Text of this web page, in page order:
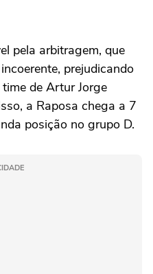
pela arbitragem, que
prejudicando
de Artur Jorge
a Raposa chega a 7
posição no grupo D.